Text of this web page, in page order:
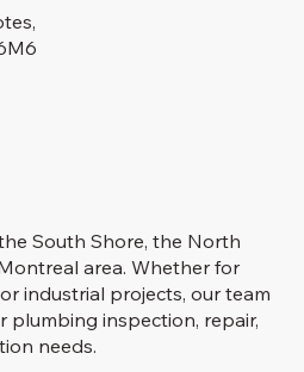
South Shore, the North
area. Whether for
industrial projects, our team
plumbing inspection, repair,
needs.